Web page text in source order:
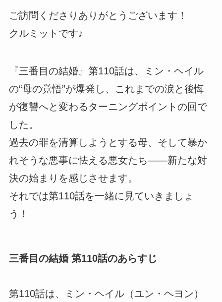
ご訪問くださりありがとうございます！
クルミットです♪
『三番目の結婚』第110話は、ミン・ヘイル
の“母の覚悟”が爆発し、これまでの涙と後悔
が復讐へと変わるターニングポイントの回で
した。
過去の罪を清算しようとする母、そして暴か
れそうな悪事に怯える悪女たち――新たな対
決の始まりを感じさせます。
それでは第110話を一緒に見ていきましょ
う！
三番目の結婚 第110話のあらすじ
第110話は、ミン・ヘイル（ユン・ヘヨン）